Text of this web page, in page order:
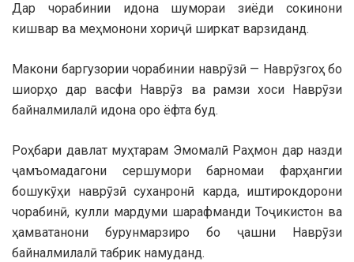
Дар чорабинии идона шумораи зиёди сокинони
кишвар ва меҳмонони хориҷӣ ширкат варзиданд.
Макони баргузории чорабинии наврӯзӣ — Наврӯзгоҳ бо
шиорҳо дар васфи Наврӯз ва рамзи хоси Наврӯзи
байналмилалӣ идона оро ёфта буд.
Роҳбари давлат муҳтарам Эмомалӣ Раҳмон дар назди
ҷамъомадагони сершумори барномаи фарҳангии
бошукӯҳи наврӯзӣ суханронӣ карда, иштирокдорони
чорабинӣ, кулли мардуми шарафманди Тоҷикистон ва
ҳамватанони бурунмарзиро бо ҷашни Наврӯзи
байналмилалӣ табрик намуданд.